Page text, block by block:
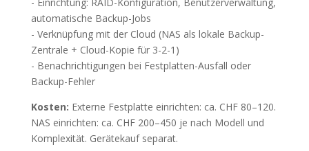
automatische Backup-Jobs
- Verknüpfung mit der Cloud (NAS als lokale Backup-
Zentrale + Cloud-Kopie für 3-2-1)
- Benachrichtigungen bei Festplatten-Ausfall oder
Backup-Fehler
Kosten: Externe Festplatte einrichten: ca. CHF 80–120.
NAS einrichten: ca. CHF 200–450 je nach Modell und
Komplexität. Gerätekauf separat.